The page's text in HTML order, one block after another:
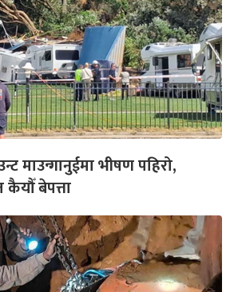
माउन्गानुईमा भीषण पहिरो,
बेपत्ता